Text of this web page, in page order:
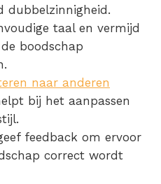
dubbelzinnigheid.
taal en vermijd
boodschap
naar anderen
bij het aanpassen
feedback om ervoor
correct wordt